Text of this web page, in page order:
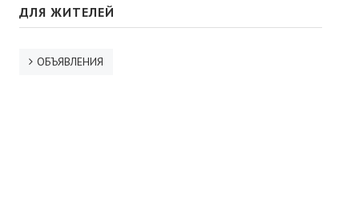
ДЛЯ ЖИТЕЛЕЙ
ОБЪЯВЛЕНИЯ